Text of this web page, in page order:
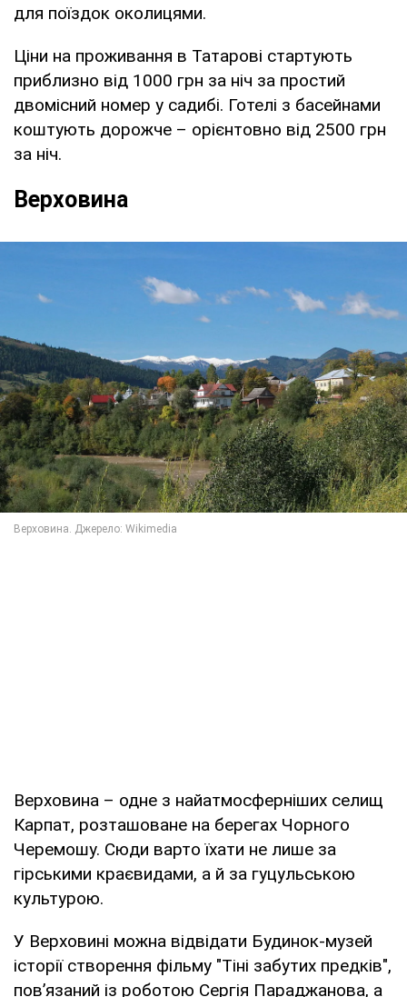
для поїздок околицями.
Ціни на проживання в Татарові стартують
приблизно від 1000 грн за ніч за простий
двомісний номер у садибі. Готелі з басейнами
коштують дорожче – орієнтовно від 2500 грн
за ніч.
Верховина
Верховина – одне з найатмосферніших селищ
Карпат, розташоване на берегах Чорного
Черемошу. Сюди варто їхати не лише за
гірськими краєвидами, а й за гуцульською
культурою.
У Верховині можна відвідати Будинок-музей
історії створення фільму "Тіні забутих предків",
пов’язаний із роботою Сергія Параджанова, а